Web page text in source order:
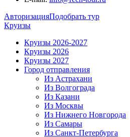
АвторизацияПодобрать тур
Круизы
Круизы 2026-2027
Круизы 2026
Круизы 2027
Город отправления
Из Астрахани
Из Волгограда
Из Казани
Из Москвы
Из Нижнего Новгорода
Из Самары
Из Санкт-Петербурга